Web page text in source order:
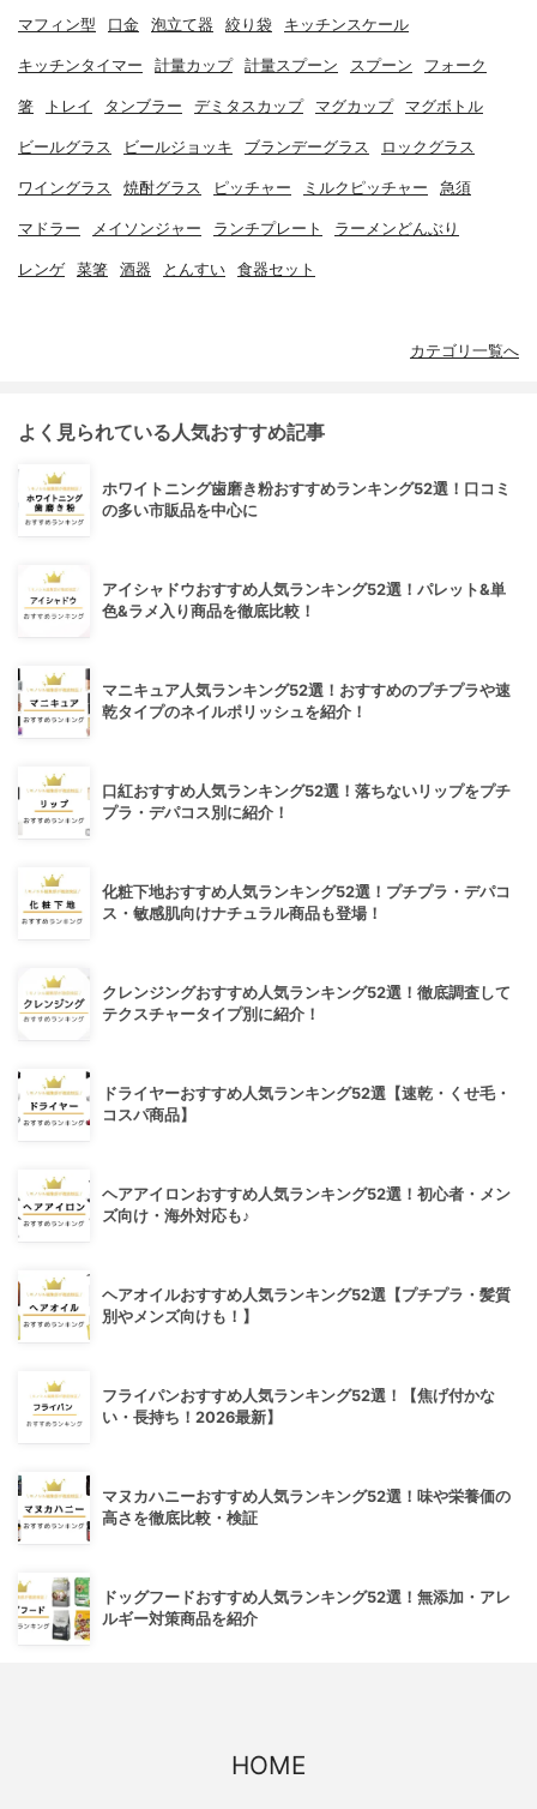
マフィン型 口金 泡立て器 絞り袋 キッチンスケール
キッチンタイマー 計量カップ 計量スプーン スプーン フォーク
箸 トレイ タンブラー デミタスカップ マグカップ マグボトル
ビールグラス ビールジョッキ ブランデーグラス ロックグラス
ワイングラス 焼酎グラス ピッチャー ミルクピッチャー 急須
マドラー メイソンジャー ランチプレート ラーメンどんぶり
レンゲ 菜箸 酒器 とんすい 食器セット
カテゴリ一覧へ
よく見られている人気おすすめ記事
ホワイトニング歯磨き粉おすすめランキング52選！口コミ
の多い市販品を中心に
アイシャドウおすすめ人気ランキング52選！パレット&単
色&ラメ入り商品を徹底比較！
マニキュア人気ランキング52選！おすすめのプチプラや速
乾タイプのネイルポリッシュを紹介！
口紅おすすめ人気ランキング52選！落ちないリップをプチ
プラ・デパコス別に紹介！
化粧下地おすすめ人気ランキング52選！プチプラ・デパコ
ス・敏感肌向けナチュラル商品も登場！
クレンジングおすすめ人気ランキング52選！徹底調査して
テクスチャータイプ別に紹介！
ドライヤーおすすめ人気ランキング52選【速乾・くせ毛・
コスパ商品】
ヘアアイロンおすすめ人気ランキング52選！初心者・メン
ズ向け・海外対応も♪
ヘアオイルおすすめ人気ランキング52選【プチプラ・髪質
別やメンズ向けも！】
フライパンおすすめ人気ランキング52選！【焦げ付かな
い・長持ち！2026最新】
マヌカハニーおすすめ人気ランキング52選！味や栄養価の
高さを徹底比較・検証
ドッグフードおすすめ人気ランキング52選！無添加・アレ
ルギー対策商品を紹介
HOME